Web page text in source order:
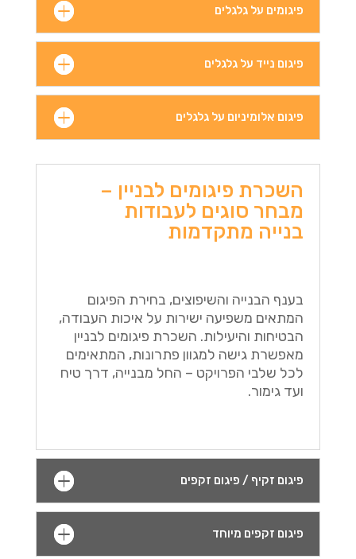
פיגומים על גלגלים
פיגום נייד על גלגלים
פיגום אלומיניום על גלגלים
השכרת פיגומים לבניין –
מבחר סוגים לעבודות
בנייה מתקדמות
בענף הבנייה והשיפוצים, בחירת הפיגום
המתאים משפיעה ישירות על איכות העבודה,
הבטיחות והיעילות. השכרת פיגומים לבניין
מאפשרת גישה למגוון פתרונות, המתאימים
לכל שלבי הפרויקט – החל מבנייה, דרך טיח
ועד גימור.
פיגום זקיף / פיגום זקפים
פיגום זקפים מיוחד